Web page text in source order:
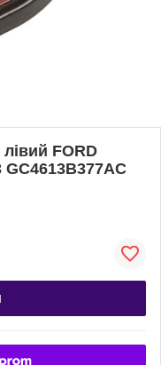
FORD
GC4613B377AC